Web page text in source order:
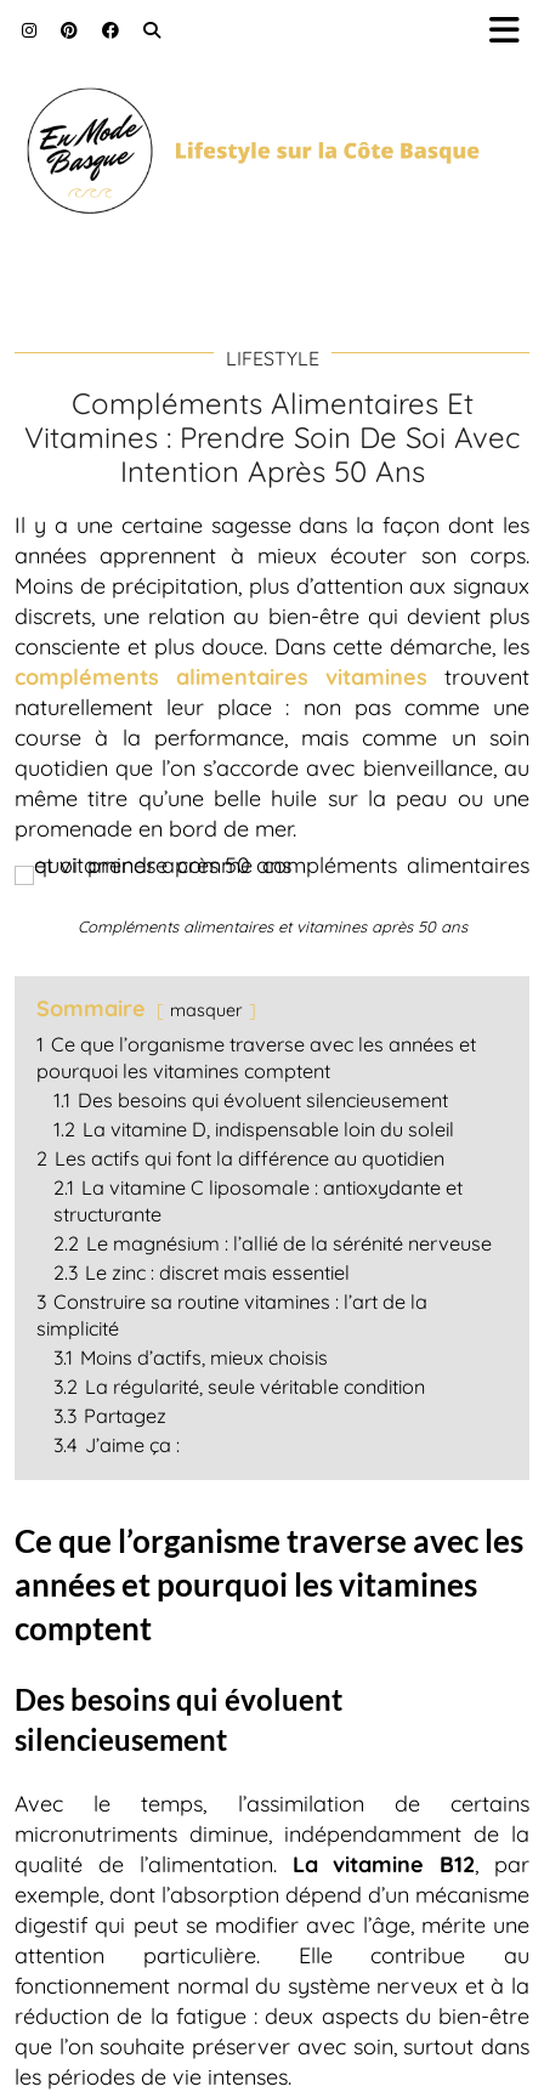
LIFESTYLE
Compléments Alimentaires Et
Vitamines : Prendre Soin De Soi Avec
Intention Après 50 Ans
Il y a une certaine sagesse dans la façon dont les
années apprennent à mieux écouter son corps.
Moins de précipitation, plus d’attention aux signaux
discrets, une relation au bien-être qui devient plus
consciente et plus douce. Dans cette démarche, les
compléments alimentaires vitamines trouvent
naturellement leur place : non pas comme une
course à la performance, mais comme un soin
quotidien que l’on s’accorde avec bienveillance, au
même titre qu’une belle huile sur la peau ou une
promenade en bord de mer.
Compléments alimentaires et vitamines après 50 ans
Sommaire masquer
1 Ce que l’organisme traverse avec les années et
pourquoi les vitamines comptent
1.1 Des besoins qui évoluent silencieusement
1.2 La vitamine D, indispensable loin du soleil
2 Les actifs qui font la différence au quotidien
2.1 La vitamine C liposomale : antioxydante et
structurante
2.2 Le magnésium : l’allié de la sérénité nerveuse
2.3 Le zinc : discret mais essentiel
3 Construire sa routine vitamines : l’art de la
simplicité
3.1 Moins d’actifs, mieux choisis
3.2 La régularité, seule véritable condition
3.3 Partagez
3.4 J’aime ça :
Ce que l’organisme traverse avec les
années et pourquoi les vitamines
comptent
Des besoins qui évoluent
silencieusement
Avec le temps, l’assimilation de certains
micronutriments diminue, indépendamment de la
qualité de l’alimentation. La vitamine B12 , par
exemple, dont l’absorption dépend d’un mécanisme
digestif qui peut se modifier avec l’âge, mérite une
attention particulière. Elle contribue au
fonctionnement normal du système nerveux et à la
réduction de la fatigue : deux aspects du bien-être
que l’on souhaite préserver avec soin, surtout dans
les périodes de vie intenses.